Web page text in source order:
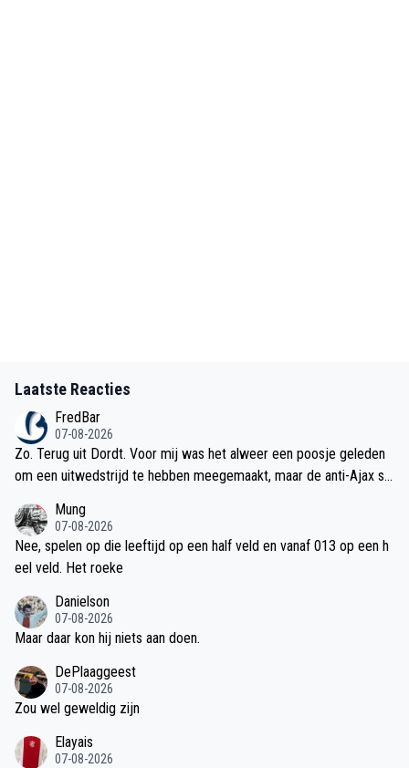
Laatste Reacties
FredBar
07-08-2026
Zo. Terug uit Dordt. Voor mij was het alweer een poosje geleden
om een uitwedstrijd te hebben meegemaakt, maar de anti-Ajax st
heb ik weinig aan toe te voegen.
Mung
07-08-2026
Nee, spelen op die leeftijd op een half veld en vanaf 013 op een h
eel veld. Het roeke
Danielson
07-08-2026
Maar daar kon hij niets aan doen.
DePlaaggeest
07-08-2026
Zou wel geweldig zijn
Elayais
07-08-2026